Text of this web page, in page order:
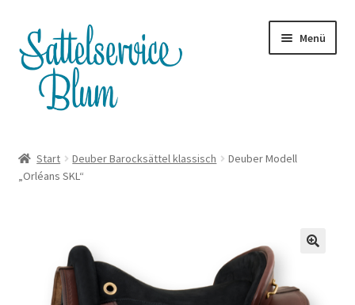
Zur
Navigation
springen
Zum
Inhalt
springen
Menü
Whatsapp
Start Deuber Barocksättel klassisch
Deuber Modell
„Orléans SKL“